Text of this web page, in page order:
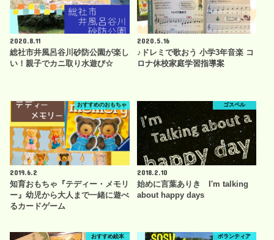
2020.8.11
総社市井風呂谷川砂防公園が楽し
い！親子でカニ取り水遊び☆
2020.5.16
♪ドレミで歌おう 小学3年音楽 コ
ロナ休校家庭学習指導案
おすすめのおもちゃ
2019.6.2
知育おもちゃ『テディー・メモリ
ー』幼児から大人まで一緒に遊べ
るカードゲーム
ゴスペル
2018.2.10
始めに言葉ありき I'm talking
about happy days
おすすめ絵本 ボランティア